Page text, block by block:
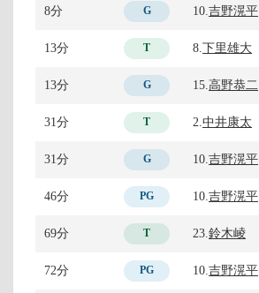
8分 G 10. 吉野滉平
13分 T 8. 下里雄大
13分 G 15. 高野恭二
31分 T 2. 中井康太
31分 G 10. 吉野滉平
46分 PG 10. 吉野滉平
69分 T 23. 鈴木崚
72分 PG 10. 吉野滉平